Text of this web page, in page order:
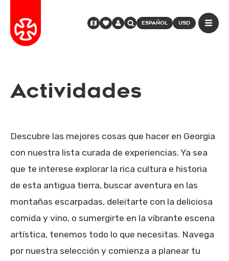
ESPAÑOL USD
Actividades
Descubre las mejores cosas que hacer en Georgia
con nuestra lista curada de experiencias. Ya sea
que te interese explorar la rica cultura e historia
de esta antigua tierra, buscar aventura en las
montañas escarpadas, deleitarte con la deliciosa
comida y vino, o sumergirte en la vibrante escena
artística, tenemos todo lo que necesitas. Navega
por nuestra selección y comienza a planear tu